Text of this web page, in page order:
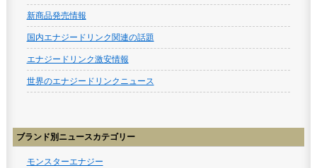
新商品発売情報
国内エナジードリンク関連の話題
エナジードリンク激安情報
世界のエナジードリンクニュース
ブランド別ニュースカテゴリー
モンスターエナジー